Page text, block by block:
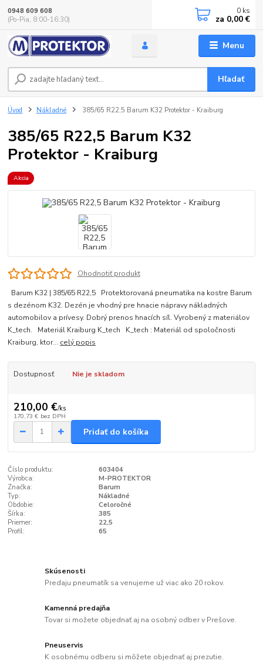
Menu
Hľadať
0948 609 608
(Po-Pia, 8:00-16:30)
0 ks
za 0,00 €
Úvod Nákladné 385/65 R22,5 Barum K32 Protektor - Kraiburg
385/65 R22,5 Barum K32
Protektor - Kraiburg
Akcia
Ohodnotiť produkt
Barum K32 | 385/65 R22,5 Protektorovaná pneumatika na kostre Barum
s dezénom K32. Dezén je vhodný pre hnacie nápravy nákladných
automobilov a prívesy. Dobrý prenos hnacích síl. Vyrobený z materiálov
K_tech. Materiál Kraiburg K_tech K_tech : Materiál od spoločnosti
Kraiburg, ktor... celý popis
Dostupnosť Nie je skladom
210,00 €/ks
170,73 € bez DPH
Pridať do košíka
Číslo produktu:
603404
Výrobca:
M-PROTEKTOR
Značka:
Barum
Typ:
Nákladné
Obdobie:
Celoročné
Šírka:
385
Priemer:
22,5
Profil:
65
Skúsenosti
Predaju pneumatík sa venujeme už viac ako 20 rokov.
Kamenná predajňa
Tovar si možete objednať aj na osobný odber v Prešove.
Pneuservis
K osobnému odberu si môžete objednať aj prezutie.